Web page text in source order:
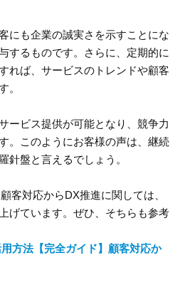
にも企業の誠実さを示すことにな
するものです。さらに、定期的に
れば、サービスのトレンドや顧客
。
ービス提供が可能となり、競争力
。このようにお客様の声は、継続
針盤と言えるでしょう。
客対応からDX推進に関しては、
げています。ぜひ、そちらも参考
方法【完全ガイド】顧客対応か